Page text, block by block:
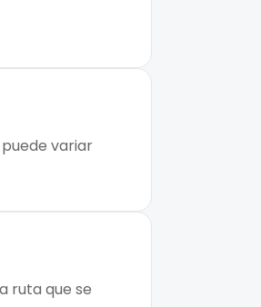
variar
ruta que se